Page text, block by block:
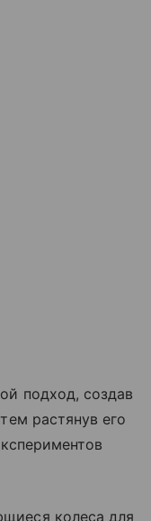
подход, создав
растянув его
колеса для